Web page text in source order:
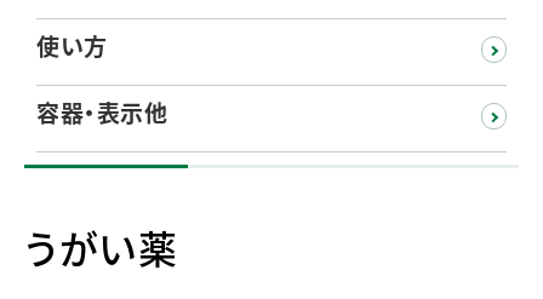
使い方
容器・表示他
うがい薬